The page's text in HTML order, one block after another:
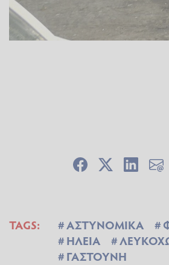
TAGS: ΑΣΤΥΝΟΜΙΚΑ
ΗΛΕΙΑ
ΓΑΣΤΟΥΝΗ